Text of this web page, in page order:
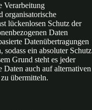
Verarbeitung
organisatorische
lückenlosen Schutz der
Daten
Datenübertragungen
sodass ein absoluter Schutz
Grund steht es jeder
Daten auch auf alternativen
übermitteln.